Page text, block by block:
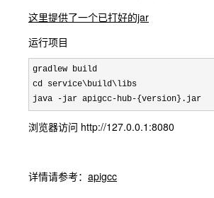
这里提供了一个已打好的jar
运行项目
gradlew build
cd service\build\libs
java -jar apigcc-hub-{version}.jar
浏览器访问 http://127.0.0.1:8080
详情请参考： apigcc